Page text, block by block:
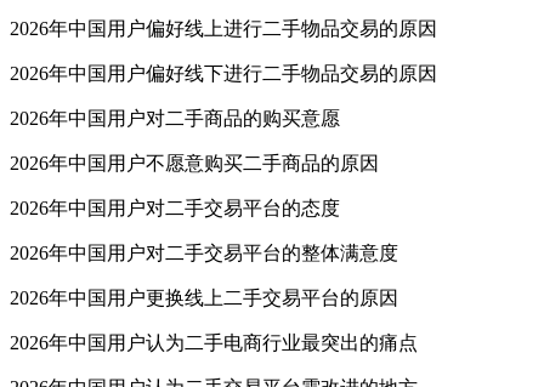
2026年中国用户偏好线上进行二手物品交易的原因
2026年中国用户偏好线下进行二手物品交易的原因
2026年中国用户对二手商品的购买意愿
2026年中国用户不愿意购买二手商品的原因
2026年中国用户对二手交易平台的态度
2026年中国用户对二手交易平台的整体满意度
2026年中国用户更换线上二手交易平台的原因
2026年中国用户认为二手电商行业最突出的痛点